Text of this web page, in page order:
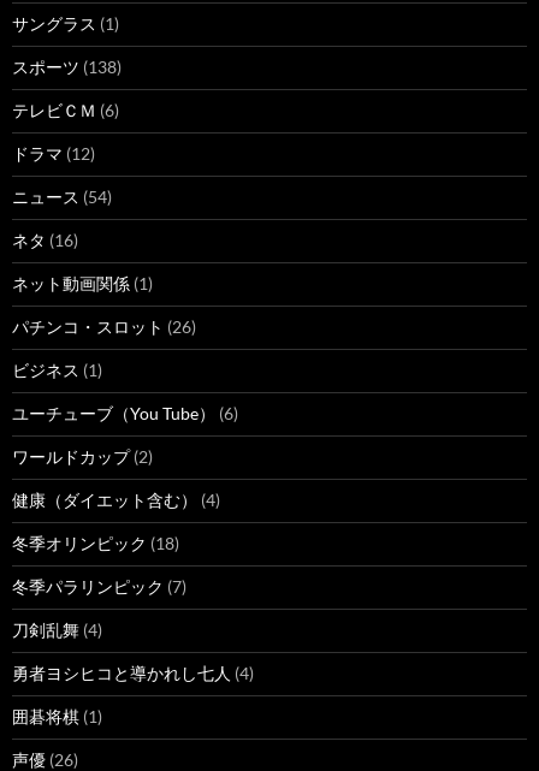
サングラス (1)
スポーツ (138)
テレビＣＭ (6)
ドラマ (12)
ニュース (54)
ネタ (16)
ネット動画関係 (1)
パチンコ・スロット (26)
ビジネス (1)
ユーチューブ（You Tube） (6)
ワールドカップ(2)
健康（ダイエット含む） (4)
冬季オリンピック (18)
冬季パラリンピック (7)
刀剣乱舞 (4)
勇者ヨシヒコと導かれし七人 (4)
囲碁将棋 (1)
声優 (26)